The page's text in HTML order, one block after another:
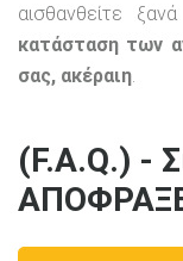
αισθανθείτε
κατάσταση των
σας, ακέραιη.
(F.A.Q.) -